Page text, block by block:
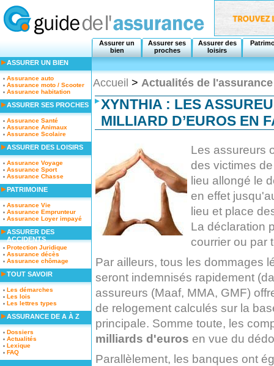
Assurer un
bien
Assurer ses
proches
Assurer des
loisirs
Accueil > Actualités de l'assurance
XYNTHIA : LES
MILLIARD D’EUROS EN
Les assureurs
des victimes
lieu allongé le
en effet
lieu et place
La déclaration
courrier ou par
Par ailleurs, tous les dommages
seront indemnisés rapidement
assureurs (Maaf, MMA, GMF)
de relogement calculés sur la
principale. Somme toute, les
milliards d'euros en vue du
Parallèlement, les banques ont
ASSURER UN BIEN
Assurance auto
Assurance moto / Scooter
Assurance habitation
ASSURER SES PROCHES
Assurance Santé
Assurance Animaux
Assurance Scolaire
ASSURER DES LOISIRS
Assurance Voyage
Assurance Sport
Assurance Chasse
PATRIMOINE
Assurance Vie
Assurance Emprunteur
Assurance Loyer impayé
ASSURER DES
ACCIDENTS
Protection Juridique
Assurance décès
Assurance chômage
TOUT SAVOIR
Les démarches
Les lois
Les lettres types
ASSURANCE DE A À Z
Dossiers
Actualités
Lexique
FAQ